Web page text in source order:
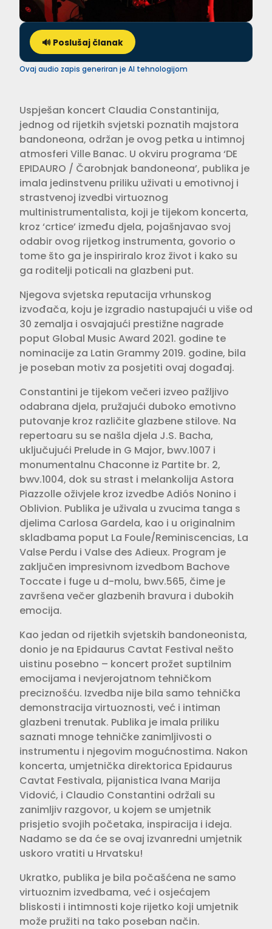
🔊 Poslušaj članak
Ovaj audio zapis generiran je AI tehnologijom
Uspješan koncert Claudia Constantinija,
jednog od rijetkih svjetski poznatih majstora
bandoneona, održan je ovog petka u intimnoj
atmosferi Ville Banac. U okviru programa ‘DE
EPIDAURO / Čarobnjak bandoneona’, publika je
imala jedinstvenu priliku uživati u emotivnoj i
strastvenoj izvedbi virtuoznog
multinistrumentalista, koji je tijekom koncerta,
kroz ‘crtice’ između djela, pojašnjavao svoj
odabir ovog rijetkog instrumenta, govorio o
tome što ga je inspiriralo kroz život i kako su
ga roditelji poticali na glazbeni put.
Njegova svjetska reputacija vrhunskog
izvođača, koju je izgradio nastupajući u više od
30 zemalja i osvajajući prestižne nagrade
poput Global Music Award 2021. godine te
nominacije za Latin Grammy 2019. godine, bila
je poseban motiv za posjetiti ovaj događaj.
Constantini je tijekom večeri izveo pažljivo
odabrana djela, pružajući duboko emotivno
putovanje kroz različite glazbene stilove. Na
repertoaru su se našla djela J.S. Bacha,
uključujući Prelude in G Major, bwv.1007 i
monumentalnu Chaconne iz Partite br. 2,
bwv.1004, dok su strast i melankolija Astora
Piazzolle oživjele kroz izvedbe Adiós Nonino i
Oblivion. Publika je uživala u zvucima tanga s
djelima Carlosa Gardela, kao i u originalnim
skladbama poput La Foule/Reminiscencias, La
Valse Perdu i Valse des Adieux. Program je
zaključen impresivnom izvedbom Bachove
Toccate i fuge u d-molu, bwv.565, čime je
završena večer glazbenih bravura i dubokih
emocija.
Kao jedan od rijetkih svjetskih bandoneonista,
donio je na Epidaurus Cavtat Festival nešto
uistinu posebno – koncert prožet suptilnim
emocijama i nevjerojatnom tehničkom
preciznošću. Izvedba nije bila samo tehnička
demonstracija virtuoznosti, već i intiman
glazbeni trenutak. Publika je imala priliku
saznati mnoge tehničke zanimljivosti o
instrumentu i njegovim mogućnostima. Nakon
koncerta, umjetnička direktorica Epidaurus
Cavtat Festivala, pijanistica Ivana Marija
Vidović, i Claudio Constantini održali su
zanimljiv razgovor, u kojem se umjetnik
prisjetio svojih početaka, inspiracija i ideja.
Nadamo se da će se ovaj izvanredni umjetnik
uskoro vratiti u Hrvatsku!
Ukratko, publika je bila počašćena ne samo
virtuoznim izvedbama, već i osjećajem
bliskosti i intimnosti koje rijetko koji umjetnik
može pružiti na tako poseban način.